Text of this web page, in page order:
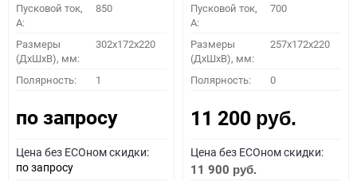
Пусковой ток,
A:
850
Размеры
(ДхШхВ), мм:
302x172x220
Полярность: 1
по запросу
Цена без ECOном скидки:
по запросу
Пусковой ток,
A:
700
Размеры
(ДхШхВ), мм:
257x172x220
Полярность: 0
11 200 руб.
Цена без ECOном скидки:
11 900 руб.